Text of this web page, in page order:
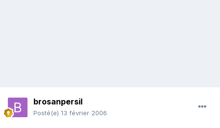
brosanpersil
Posté(e) 13 février 2006